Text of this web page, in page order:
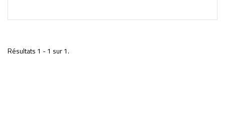
Résultats 1 - 1 sur 1.